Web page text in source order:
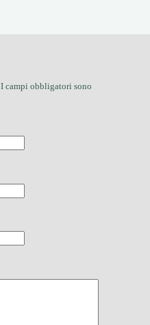
I campi obbligatori sono